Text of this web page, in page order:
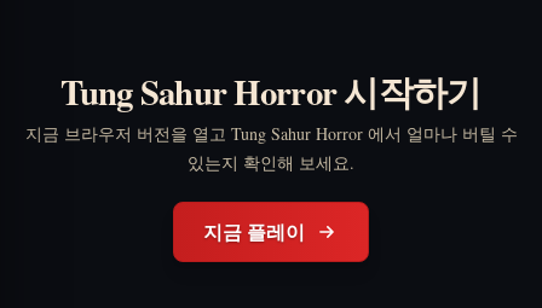
Tung Sahur Horror 시작하기
지금 브라우저 버전을 열고 Tung Sahur Horror 에서 얼마나 버틸 수
있는지 확인해 보세요.
지금 플레이